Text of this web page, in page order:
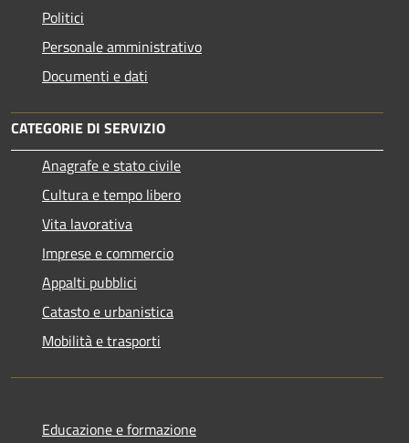
Politici
Personale amministrativo
Documenti e dati
CATEGORIE DI SERVIZIO
Anagrafe e stato civile
Cultura e tempo libero
Vita lavorativa
Imprese e commercio
Appalti pubblici
Catasto e urbanistica
Mobilità e trasporti
Educazione e formazione